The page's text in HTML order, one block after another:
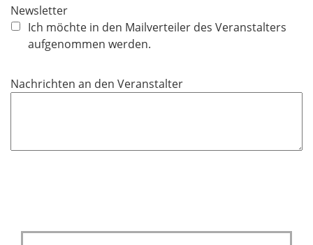
h
l
Newsletter
Ich möchte in den Mailverteiler des Veranstalters
aufgenommen werden.
Nachrichten an den Veranstalter